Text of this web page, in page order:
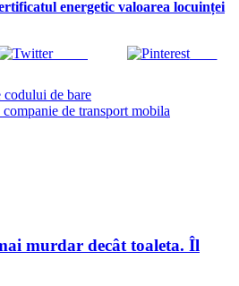
energetic valoarea locuinței
Tweet Save
codului de bare
de transport mobila
murdar decât toaleta. Îl